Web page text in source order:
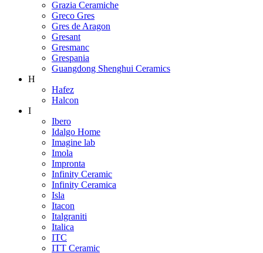
Grazia Ceramiche
Greco Gres
Gres de Aragon
Gresant
Gresmanc
Grespania
Guangdong Shenghui Ceramics
H
Hafez
Halcon
I
Ibero
Idalgo Home
Imagine lab
Imola
Impronta
Infinity Ceramic
Infinity Ceramica
Isla
Itacon
Italgraniti
Italica
ITC
ITT Ceramic